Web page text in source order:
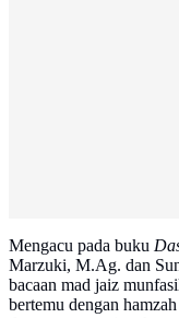
Mengacu pada buku
Marzuki, M.Ag. dan
bacaan mad jaiz
bertemu dengan